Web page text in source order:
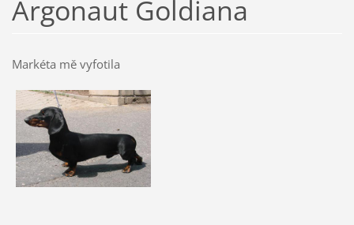
Argonaut Goldiana
Markéta mě vyfotila